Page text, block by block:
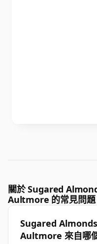
關於 Sugared
Aultmore 的常見問題
Sugared
Aultmore 來自哪